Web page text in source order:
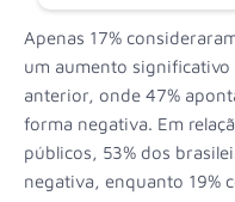
Apenas 17%
um aumento significativo
anterior, onde 47%
forma negativa. Em
públicos, 53% dos
negativa, enquanto 19%